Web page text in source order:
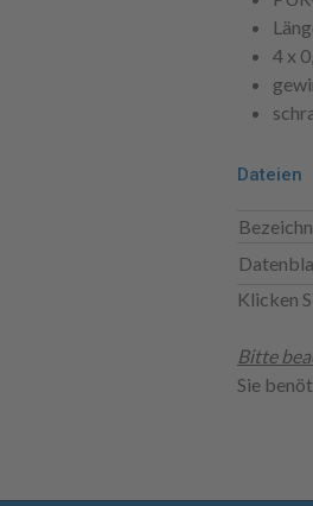
4 x
Dateien
Klicken
Bitte
Sie